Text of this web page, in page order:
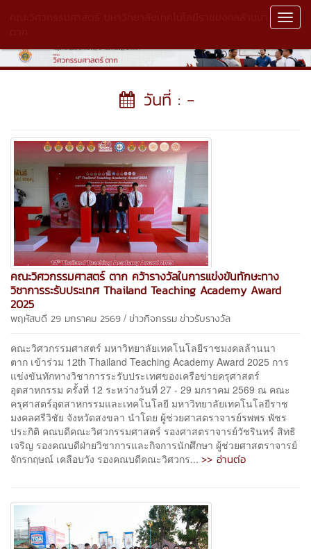
วันที่ : -
คณะวิศวกรรมศาสตร์ ตาก คว้ารางวัลในการแข่งขันทักษะทาง
วิชาการระรับประเทศ Thailand Teaching Academy Award
2025
พฤหัสบดี 29 มกราคม 2569 / ข่าวกิจกรรมข่าวรับรางวัล
คณะวิศวกรรมศาสตร์ มหาวิทยาลัยเทคโนโลยีราชมงคลล้านนา
ตาก เข้าร่วม 12th Thailand Teaching Academy Award 2025 การ
แข่งขันทักทางวิชาการระรับประเทศของเครือข่ายครุศาสตร์
อุตสาหกรรม ครั้งที่ 12 ระหว่างวันที่ 27 - 29 มกราคม 2569 ณ คณะ
ครุศาสตร์อุตสาหกรรมและเทคโนโลยี มหาวิทยาลัยเทคโนโลยีราช
มงคลศรีวิชัย จังหวัดสงขลา นำโดย ผู้ช่วยศาสตราจารย์รพพร พัชร
ประกิติ คณบดีคณะวิศวกรรมศาสตร์ รองศาสตราจารย์วัชรินทร์ สิทธิ
เจริญ รองคณบดีฝ่ายวิชาการและกิจการนักศึกษา ผู้ช่วยศาสตราจารย์
จักรกฤษณ์ เคลือบวัง รองคณบดีคณะวิศวกร... >> อ่านต่อ